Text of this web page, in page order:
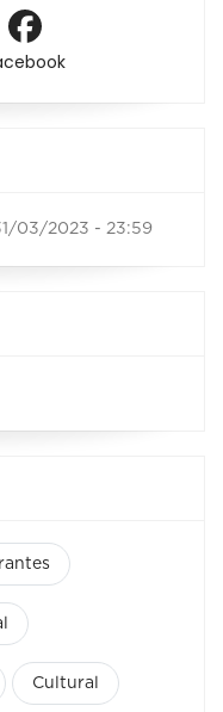
03/2023 - 23:59
Cultural